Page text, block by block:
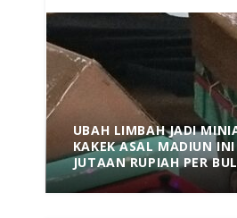
UBAH LIMBAH JADI
KAKEK ASAL MADIUN
JUTAAN RUPIAH PER